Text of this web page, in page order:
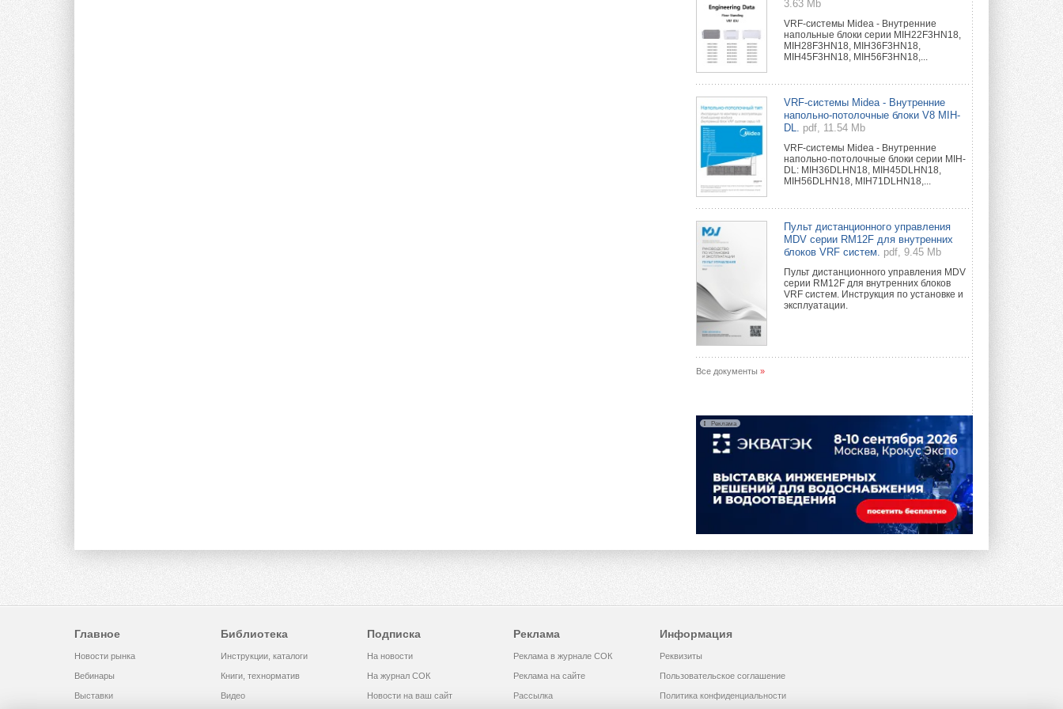
3.63 Mb
VRF-системы Midea - Внутренние
напольные блоки серии MIH22F3HN18,
MIH28F3HN18, MIH36F3HN18,
MIH45F3HN18, MIH56F3HN18,...
VRF-системы Midea - Внутренние
напольно-потолочные блоки V8 MIH-
DL.
pdf, 11.54 Mb
VRF-системы Midea - Внутренние
напольно-потолочные блоки серии MIH-
DL: MIH36DLHN18, MIH45DLHN18,
MIH56DLHN18, MIH71DLHN18,...
Пульт дистанционного управления
MDV серии RM12F для внутренних
блоков VRF систем.
pdf, 9.45 Mb
Пульт дистанционного управления MDV
серии RM12F для внутренних блоков
VRF систем. Инструкция по установке и
эксплуатации.
Все документы »
Реклама
Главное
Новости рынка
Вебинары
Выставки
Библиотека
Инструкции, каталоги
Книги, технорматив
Видео
Подписка
На новости
На журнал СОК
Новости на ваш сайт
Реклама
Реклама в журнале СОК
Реклама на сайте
Рассылка
Информация
Реквизиты
Пользовательское соглашение
Политика конфиденциальности